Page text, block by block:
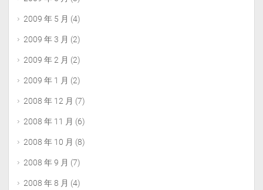
2009 年 5 月 (4)
2009 年 3 月 (2)
2009 年 2 月 (2)
2009 年 1 月 (2)
2008 年 12 月 (7)
2008 年 11 月 (6)
2008 年 10 月 (8)
2008 年 9 月 (7)
2008 年 8 月 (4)